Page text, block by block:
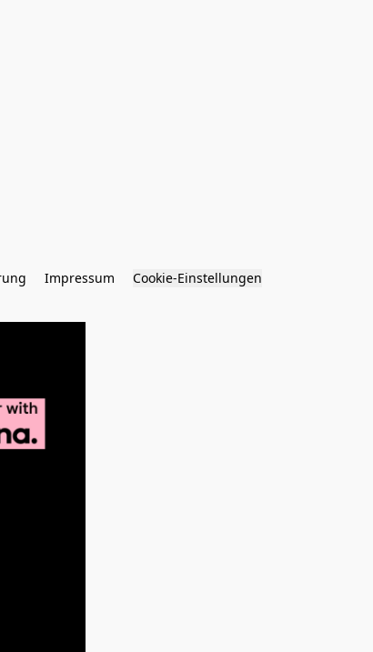
Impressum
Cookie-Einstellungen